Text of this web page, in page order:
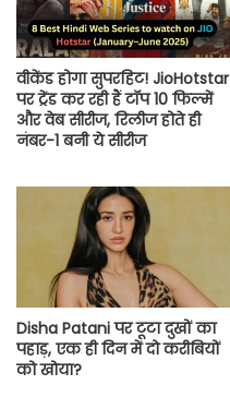
वीकेंड होगा सुपरहिट! JioHotstar
पर ट्रेंड कर रही हैं टॉप 10 फिल्में
और वेब सीरीज, रिलीज होते ही
नंबर-1 बनी ये सीरीज
Disha Patani पर टूटा दुखों का
पहाड़, एक ही दिन में दो करीबियों
को खोया?